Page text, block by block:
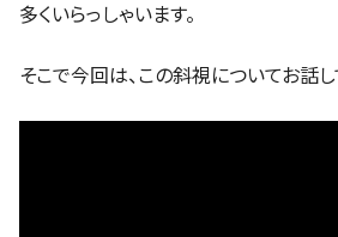
多くいらっしゃいます。
そこで今回は、この斜視についてお話し